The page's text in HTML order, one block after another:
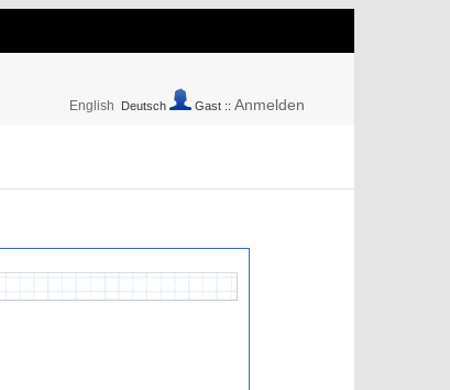
English Deutsch Gast :: Anmelden